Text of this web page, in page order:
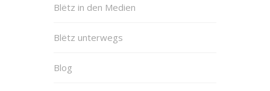
Blëtz in den Medien
Blëtz unterwegs
Blog